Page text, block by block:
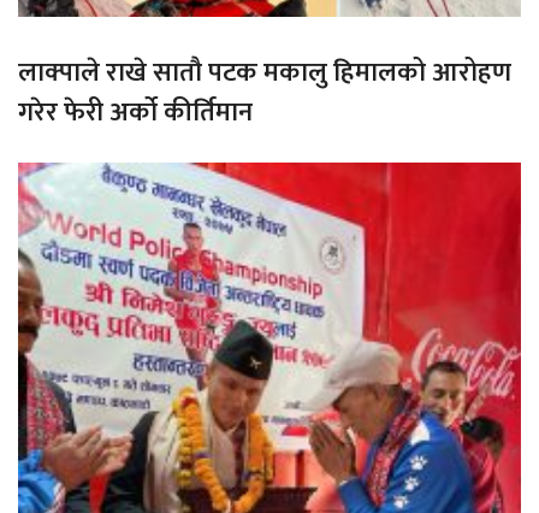
लाक्पाले राखे सातौ पटक मकालु हिमालको आरोहण
गरेर फेरी अर्को कीर्तिमान